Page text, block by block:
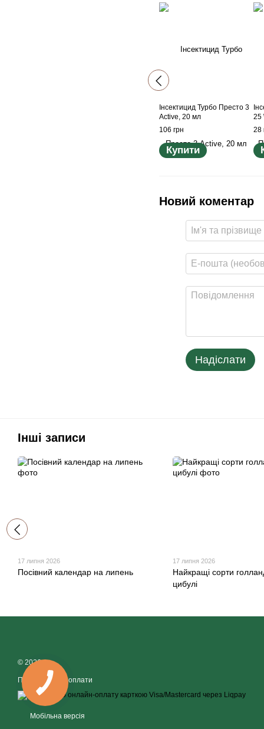
Інсектицид Турбо Престо 3
Active, 20 мл
106 грн
Купити
25
28
Новий коментар
Надіслати
Інші записи
17 липня 2026
Посівний календар на липень
17 липня 2026
Найкращі сорти
цибулі
© 2026
Приймаємо до оплати
Мобільна версія